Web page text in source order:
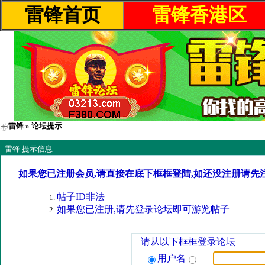
雷锋首页 雷锋香港区
雷锋 » 论坛提示
雷锋 提示信息
如果您已注册会员,请直接在底下框框登陆,如还没注册请先
帖子ID非法
如果您已注册,请先登录论坛即可游览帖子
请从以下框框登录论坛
用户名